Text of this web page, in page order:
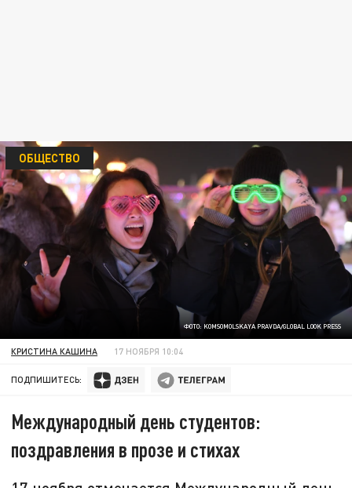
ФОТО: KOMSOMOLSKAYA PRAVDA/GLOBAL LOOK PRESS
ОБЩЕСТВО
КРИСТИНА КАШИНА 17 НОЯБРЯ 10:04
ПОДПИШИТЕСЬ:
Международный день студентов:
поздравления в прозе и стихах